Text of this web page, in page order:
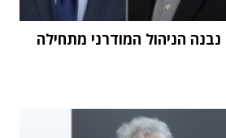
הניהול המודרני מתחילה